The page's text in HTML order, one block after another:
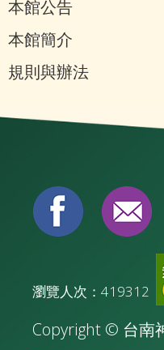
本館公告
本館簡介
規則與辦法
瀏覽人次：419312
Copyright © 台南